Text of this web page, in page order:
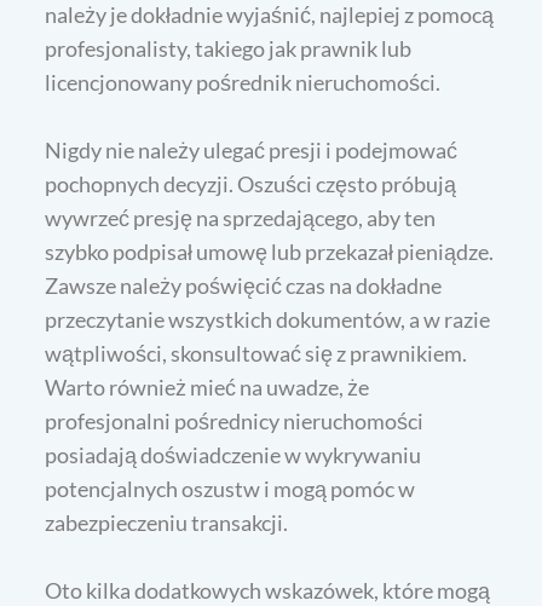
należy je dokładnie wyjaśnić, najlepiej z pomocą
profesjonalisty, takiego jak prawnik lub
licencjonowany pośrednik nieruchomości.
Nigdy nie należy ulegać presji i podejmować
pochopnych decyzji. Oszuści często próbują
wywrzeć presję na sprzedającego, aby ten
szybko podpisał umowę lub przekazał pieniądze.
Zawsze należy poświęcić czas na dokładne
przeczytanie wszystkich dokumentów, a w razie
wątpliwości, skonsultować się z prawnikiem.
Warto również mieć na uwadze, że
profesjonalni pośrednicy nieruchomości
posiadają doświadczenie w wykrywaniu
potencjalnych oszustw i mogą pomóc w
zabezpieczeniu transakcji.
Oto kilka dodatkowych wskazówek, które mogą